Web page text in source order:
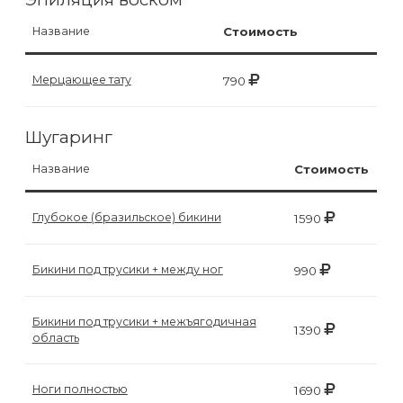
для
депиляции
или
депиляция?
Название Стоимость
Мерцающее тату 790
Шугаринг
Название Стоимость
Глубокое (бразильское) бикини 1590
Бикини под трусики + между ног 990
Бикини под трусики + межъягодичная
область
1390
Ноги полностью 1690